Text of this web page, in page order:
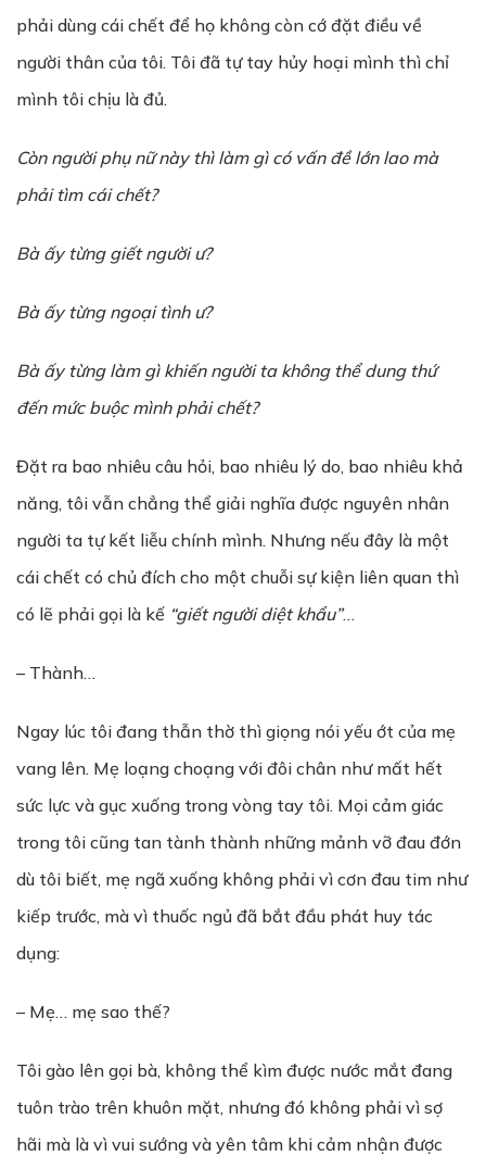
phải dùng cái chết để họ không còn cớ đặt điều về
người thân của tôi. Tôi đã tự tay hủy hoại mình thì chỉ
mình tôi chịu là đủ.
Còn người phụ nữ này thì làm gì có vấn đề lớn lao mà
phải tìm cái chết?
Bà ấy từng giết người ư?
Bà ấy từng ngoại tình ư?
Bà ấy từng làm gì khiến người ta không thể dung thứ
đến mức buộc mình phải chết?
Đặt ra bao nhiêu câu hỏi, bao nhiêu lý do, bao nhiêu khả
năng, tôi vẫn chẳng thể giải nghĩa được nguyên nhân
người ta tự kết liễu chính mình. Nhưng nếu đây là một
cái chết có chủ đích cho một chuỗi sự kiện liên quan thì
có lẽ phải gọi là kế “giết người diệt khẩu”…
– Thành…
Ngay lúc tôi đang thẫn thờ thì giọng nói yếu ớt của mẹ
vang lên. Mẹ loạng choạng với đôi chân như mất hết
sức lực và gục xuống trong vòng tay tôi. Mọi cảm giác
trong tôi cũng tan tành thành những mảnh vỡ đau đớn
dù tôi biết, mẹ ngã xuống không phải vì cơn đau tim như
kiếp trước, mà vì thuốc ngủ đã bắt đầu phát huy tác
dụng:
– Mẹ… mẹ sao thế?
Tôi gào lên gọi bà, không thể kìm được nước mắt đang
tuôn trào trên khuôn mặt, nhưng đó không phải vì sợ
hãi mà là vì vui sướng và yên tâm khi cảm nhận được